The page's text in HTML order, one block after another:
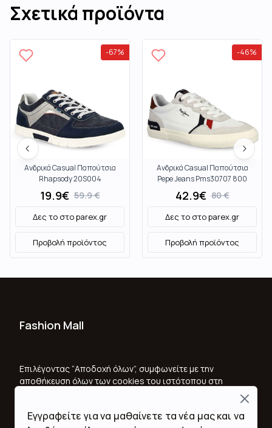
Επιλέγοντας “Αποδοχή όλων”, συμφωνείτε με την
αποθήκευση όλων των cookies του ιστότοπου στη
και για να βοηθήσετε στις προσπάθειες μάρκετινγκ.
Close
Εγγραφείτε για να μαθαίνετε τα νέα μας και να
Σχετικά προϊόντα
-67%
Ανδρικά Casual Παπούτσια
Rhapsody 20S004
19.9€ 59.9€
Δες το στοparex.gr
Προβολή προϊόντος
-46%
Ανδρικά Casual Παπούτσια
Pepe Jeans Pms30707 800
White
42.9€ 80€
Δες το στοparex.gr
Προβολή προϊόντος
Fashion Mall
Όροι Χρήσης & Προϋποθέσεις
Πολιτική Απορρήτου
Επικοινωνία